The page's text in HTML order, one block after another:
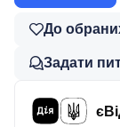
До
Задати